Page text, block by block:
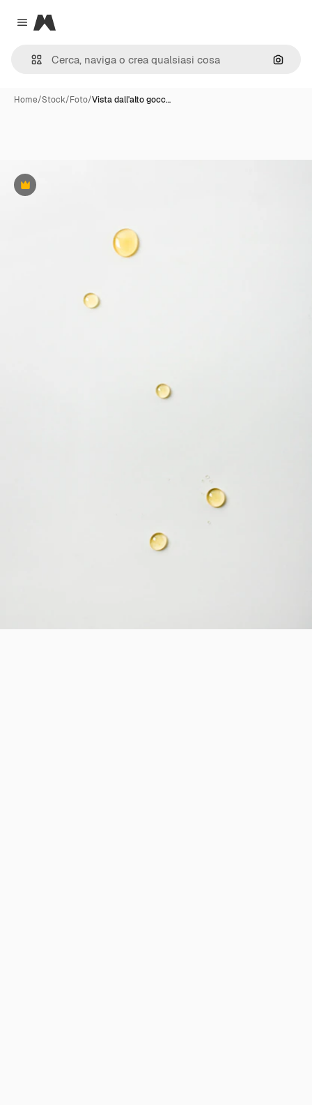
Close menu
Magnific
Cerca
Home/Stock/Foto/Vista dall'alto gocc…
Premium